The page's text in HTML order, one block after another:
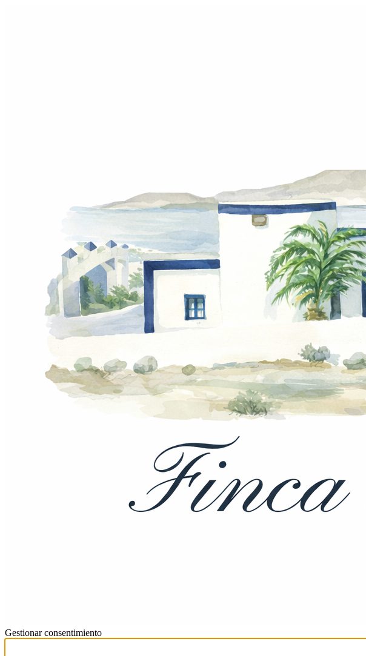
Gestionar consentimiento